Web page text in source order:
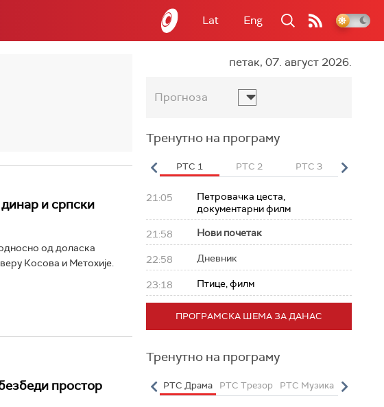
Lat Eng
и српски
од доласка
Косова и Метохије.
простор
петак, 07. август 2026.
Прогноза
Тренутно на програму
3 РТС Свет РТС HD РТС 1 РТС 2 РТС 3 РТС
21:05
Петровачка цеста,
документарни филм
21:58 Нови почетак
22:58 Дневник
23:18 Птице, филм
ПРОГРАМСКА ШЕМА ЗА ДАНАС
Тренутно на програму
РТС Коло РТС Полетарац РТС Драма РТС Трезор РТС Музика РТС